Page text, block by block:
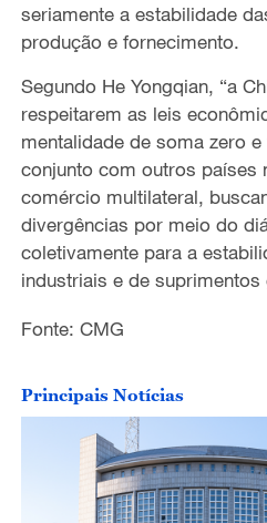
seriamente a estabilidade
produção e fornecimento.
Segundo He Yongqian, “a
respeitarem as leis
mentalidade de soma zero
conjunto com outros países
comércio multilateral,
divergências por meio do
coletivamente para a
industriais e de suprimentos
Fonte: CMG
Principais Notícias